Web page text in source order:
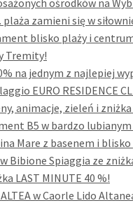
ośrodków na
plaża zamieni się w
blisko plaży i
Tremity!
na jednym z najlepiej
EURO RESIDENCE
animacje, zieleń i zniżka
B5 w bardzo lubianym
Mare z basenem i
Bibione Spiaggia ze
LAST MINUTE 40 %!
w Caorle Lido